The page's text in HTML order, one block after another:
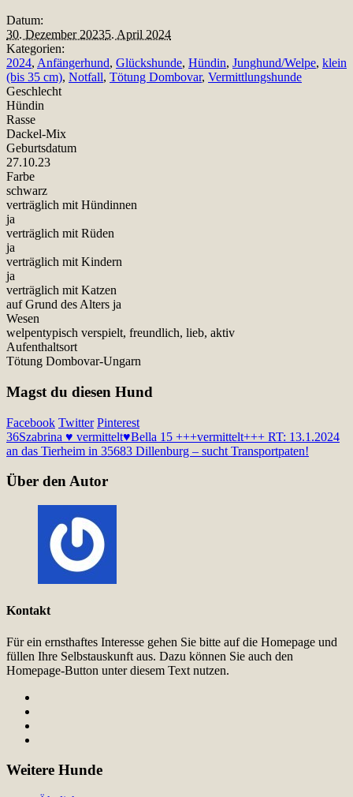
Datum:
30. Dezember 20235. April 2024
Kategorien:
2024, Anfängerhund, Glückshunde, Hündin, Junghund/Welpe, klein
(bis 35 cm), Notfall, Tötung Dombovar, Vermittlungshunde
Geschlecht
Hündin
Rasse
Dackel-Mix
Geburtsdatum
27.10.23
Farbe
schwarz
verträglich mit Hündinnen
ja
verträglich mit Rüden
ja
verträglich mit Kindern
ja
verträglich mit Katzen
auf Grund des Alters ja
Wesen
welpentypisch verspielt, freundlich, lieb, aktiv
Aufenthaltsort
Tötung Dombovar-Ungarn
Magst du diesen Hund
Facebook Twitter Pinterest
36Szabrina ♥ vermittelt♥Bella 15 +++vermittelt+++ RT: 13.1.2024
an das Tierheim in 35683 Dillenburg – sucht Transportpaten!
Über den Autor
Kontakt
Für ein ernsthaftes Interesse gehen Sie bitte auf die Homepage und
füllen Ihre Selbstauskunft aus. Dazu können Sie auch den
Homepage-Button unter diesem Text nutzen.
Weitere Hunde